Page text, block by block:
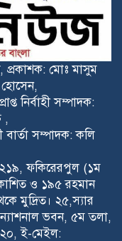
সাংগঠনিক
লক্ষ্যে বিভাগীয়
সভা অনুষ্ঠিত
বাড়ছে ডেঙ্গু
ফ্লোরে চিকিৎসা
৪ মাদক
প্রকাশক: মোঃ মাসুম
নির্বাহী সম্পাদক:
,
বার্তা সম্পাদক: কলি
২১৯, ফকিরেরপুল (১ম
ও ১৯৫ রহমান
মুদ্রিত। ২৫,স্যার
ভবন, ৫ম তলা,
ই-মেইল: